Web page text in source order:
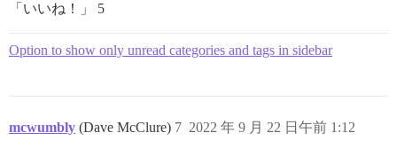
「いいね！」 5
Option to show only unread categories and tags in sidebar
mcwumbly (Dave McClure) 2022 年 9 月 22 日午前 1:12
7